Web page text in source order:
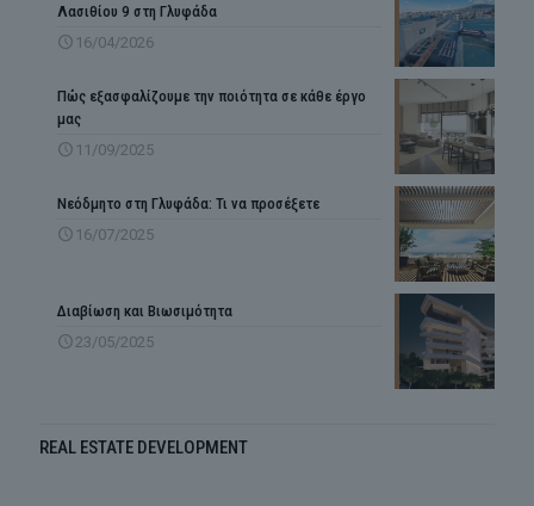
Λασιθίου 9 στη Γλυφάδα
16/04/2026
Πώς εξασφαλίζουμε την ποιότητα σε κάθε έργο
μας
11/09/2025
Νεόδμητο στη Γλυφάδα: Τι να προσέξετε
16/07/2025
Διαβίωση και Βιωσιμότητα
23/05/2025
REAL ESTATE DEVELOPMENT